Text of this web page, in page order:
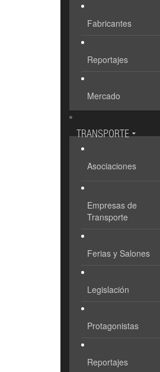
Fabricantes
Reportajes
Mercado
TRANSPORTE
Asociaciones
Empresas de
Transporte
Ferias y Salones
Legislación
Protagonistas
Reportajes